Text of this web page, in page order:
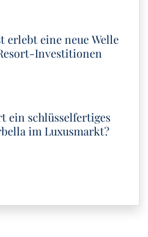
erlebt eine neue Welle
Investitionen
ein schlüsselfertiges
im Luxusmarkt?